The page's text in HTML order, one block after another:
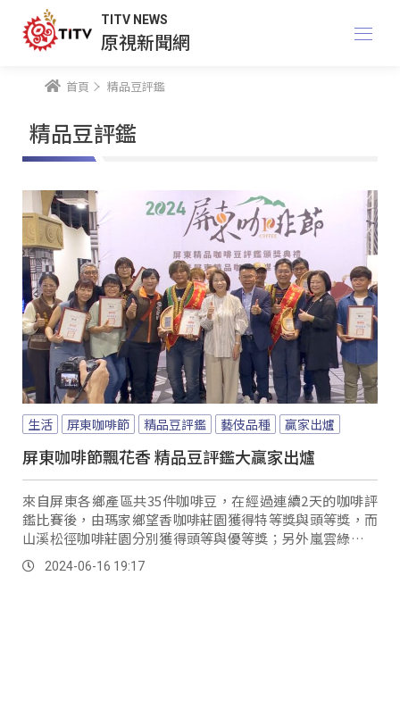
TITV NEWS
原視新聞網
首頁 精品豆評鑑
精品豆評鑑
生活 屏東咖啡節 精品豆評鑑 藝伎品種 贏家出爐
屏東咖啡節飄花香 精品豆評鑑大贏家出爐
來自屏東各鄉產區共35件咖啡豆，在經過連續2天的咖啡評
鑑比賽後，由瑪家鄉望香咖啡莊園獲得特等獎與頭等獎，而
山溪松徑咖啡莊園分別獲得頭等與優等獎；另外嵐雲綠海咖
啡莊園及締武咖啡莊園、獲得優等獎，望香咖啡莊園是今年
屏東精品咖啡豆評鑑的最大贏家。
2024-06-16 19:17